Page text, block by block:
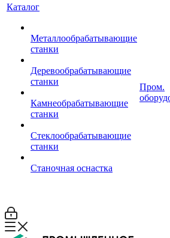
Каталог
Металлообрабатывающие
станки
Деревообрабатывающие
станки
Камнеобрабатывающие
станки
Стеклообрабатывающие
станки
Станочная оснастка
Пром.